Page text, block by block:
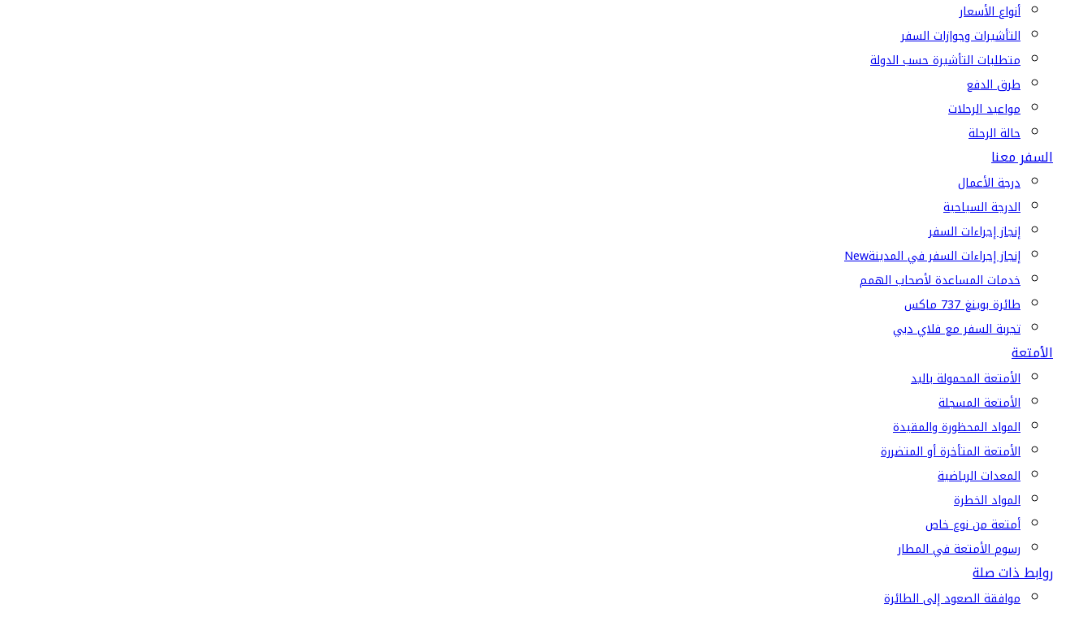
أنواع الأسعار
التأشيرات وجوازات السفر
متطلبات التأشيرة حسب الدولة
طرق الدفع
مواعيد الرحلات
حالة الرحلة
السفر معنا
درجة الأعمال
الدرجة السياحية
إنجاز إجراءات السفر
إنجاز إجراءات السفر في المدينةNew
خدمات المساعدة لأصحاب الهمم
طائرة بوينغ 737 ماكس
تجربة السفر مع فلاي دبي
الأمتعة
الأمتعة المحمولة باليد
الأمتعة المسجلة
المواد المحظورة والمقيدة
الأمتعة المتأخرة أو المتضررة
المعدات الرياضية
المواد الخطرة
أمتعة من نوع خاص
رسوم الأمتعة في المطار
روابط ذات صلة
موافقة الصعود إلى الطائرة